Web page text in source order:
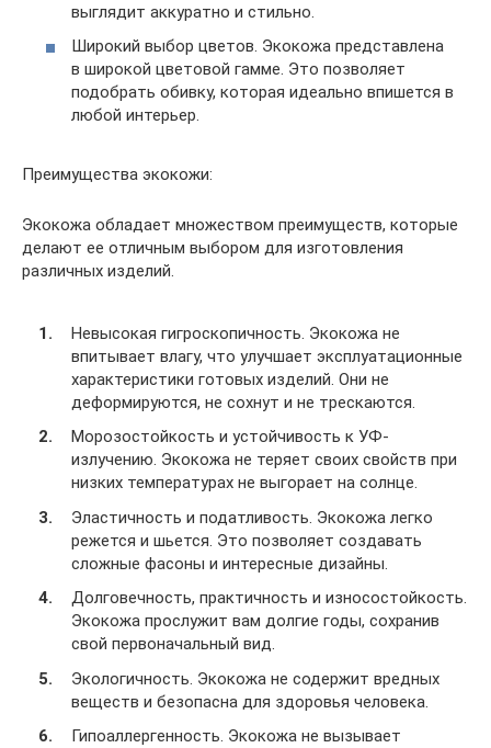
выглядит аккуратно и стильно.
Широкий выбор цветов. Экокожа представлена
в широкой цветовой гамме. Это позволяет
подобрать обивку, которая идеально впишется в
любой интерьер.
Преимущества экокожи:
Экокожа обладает множеством преимуществ, которые
делают ее отличным выбором для изготовления
различных изделий.
Невысокая гигроскопичность. Экокожа не
впитывает влагу, что улучшает эксплуатационные
характеристики готовых изделий. Они не
деформируются, не сохнут и не трескаются.
Морозостойкость и устойчивость к УФ-
излучению. Экокожа не теряет своих свойств при
низких температурах не выгорает на солнце.
Эластичность и податливость. Экокожа легко
режется и шьется. Это позволяет создавать
сложные фасоны и интересные дизайны.
Долговечность, практичность и износостойкость.
Экокожа прослужит вам долгие годы, сохранив
свой первоначальный вид.
Экологичность. Экокожа не содержит вредных
веществ и безопасна для здоровья человека.
Гипоаллергенность. Экокожа не вызывает